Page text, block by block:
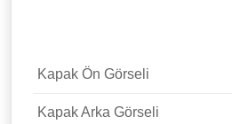
Kapak Ön Görseli
Kapak Arka Görseli